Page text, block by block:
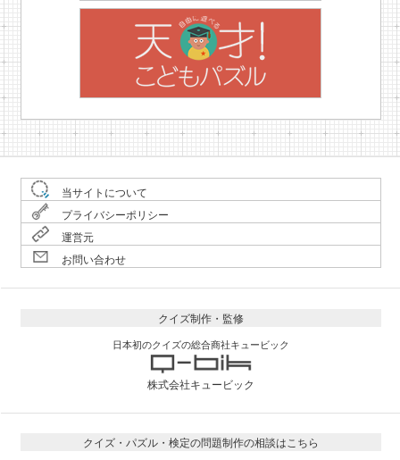
当サイトについて
プライバシーポリシー
運営元
お問い合わせ
クイズ制作・監修
日本初のクイズの総合商社キュービック
株式会社キュービック
クイズ・パズル・検定の問題制作の相談はこちら